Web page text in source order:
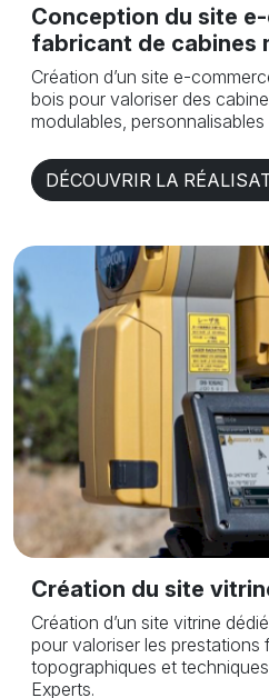
Conception du site
fabricant de cabines
Création d’un site e-
bois pour valoriser des
modulables, personnalisables
DÉCOUVRIR LA
Création du site
Création d’un site vitrine
pour valoriser les prestations
topographiques et
Experts.